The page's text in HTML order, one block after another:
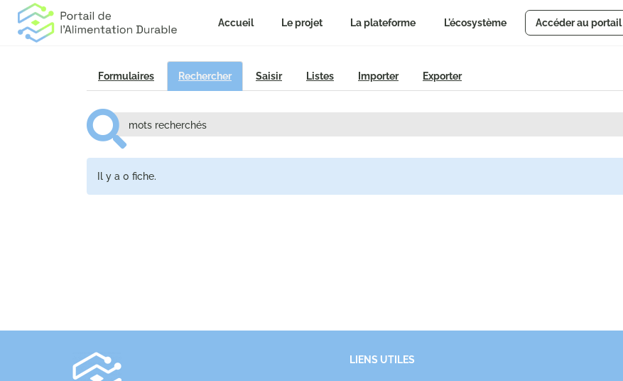
Accueil Le projet La plateforme L'écosystème Accéder au portail
Formulaires Rechercher Saisir Listes Importer Exporter
Il y a 0 fiche.
LIENS UTILES